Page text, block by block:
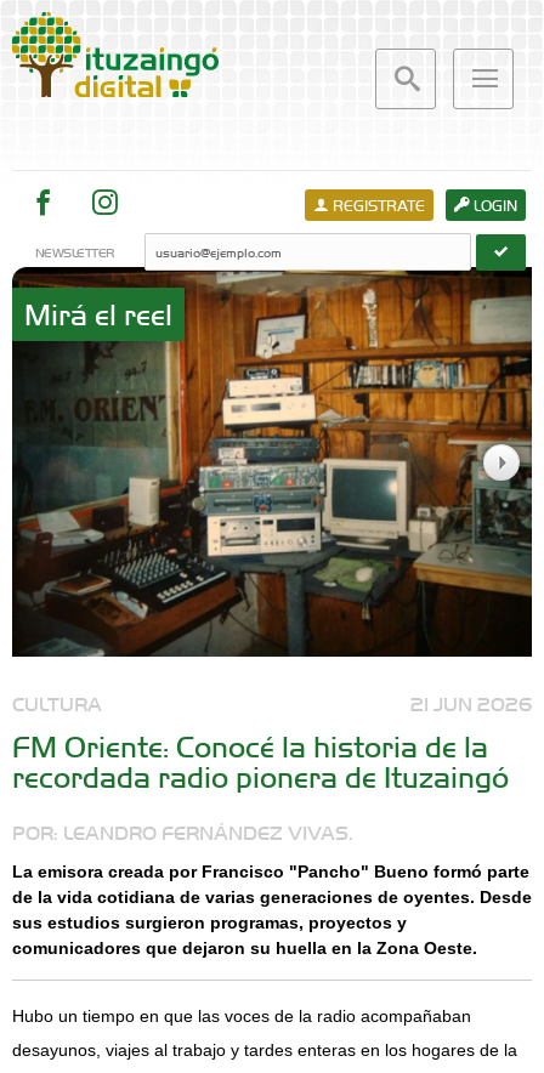
LOGIN
REGISTRATE
NEWSLETTER
Mirá el reel
CULTURA 21 JUN 2026
FM Oriente: Conocé la historia de la
recordada radio pionera de Ituzaingó
POR: LEANDRO FERNÁNDEZ VIVAS.
La emisora creada por Francisco "Pancho" Bueno formó parte
de la vida cotidiana de varias generaciones de oyentes. Desde
sus estudios surgieron programas, proyectos y
comunicadores que dejaron su huella en la Zona Oeste.
Hubo un tiempo en que las voces de la radio acompañaban
desayunos, viajes al trabajo y tardes enteras en los hogares de la